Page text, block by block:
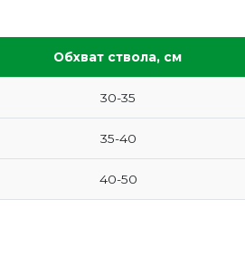
Обхват ствола, см
30-35
35-40
40-50